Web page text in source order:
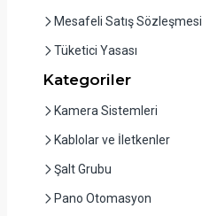
Mesafeli Satış Sözleşmesi
Tüketici Yasası
Kategoriler
Kamera Sistemleri
Kablolar ve İletkenler
Şalt Grubu
Pano Otomasyon